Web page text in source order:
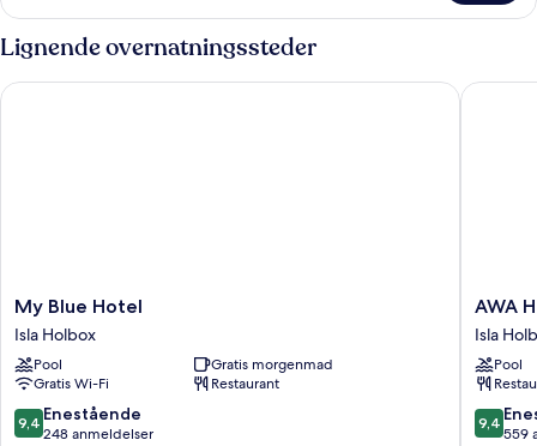
-
1
kingsize-
seng
Lignende overnatningssteder
My
Blue
Hotel
Isla
Holbox
My Blue Hotel
Isla Holbox
Pool
Gratis morgenmad
Gratis Wi-Fi
Restaurant
9.4
ud
9,4 Enestående
248 anmeldelser
My Blue Hotel
AWA
Holbox
Hotel
-
Beach
Front
AWA
Isla
Pool
9.4
ud
9,4
559
AWA